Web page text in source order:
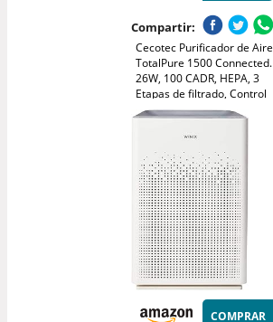
Compartir:
Cecotec Purificador de Aire
TotalPure 1500 Connected.
26W, 100 CADR, HEPA, 3
Etapas de filtrado, Control
por Wi-fi, 2 Modos de
2,5, Cobertura 40 m3 -
Blanco
COMPRAR